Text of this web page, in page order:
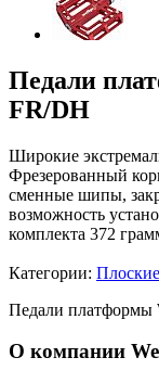
Педали
FR/DH
Широкие
Фрезерованный
сменные шипы,
возможность
комплекта 372
Категории:
Педали платформы
О компании